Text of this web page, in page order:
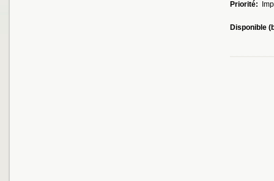
Priorité:
Disponible